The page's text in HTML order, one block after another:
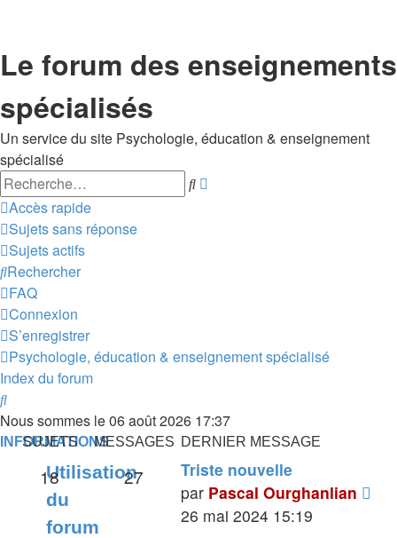
Le forum des enseignements
spécialisés
Un service du site Psychologie, éducation & enseignement
spécialisé
Rechercher
Accès rapide
Sujets sans réponse
Sujets actifs
Rechercher
FAQ
Connexion
S’enregistrer
Psychologie, éducation & enseignement spécialisé
Index du forum
Rechercher
Nous sommes le 06 août 2026 17:37
INFORMATIONS
SUJETS MESSAGES DERNIER MESSAGE
Utilisation
du
forum
18 27
Triste nouvelle
par Pascal Ourghanlian
26 mai 2024 15:19